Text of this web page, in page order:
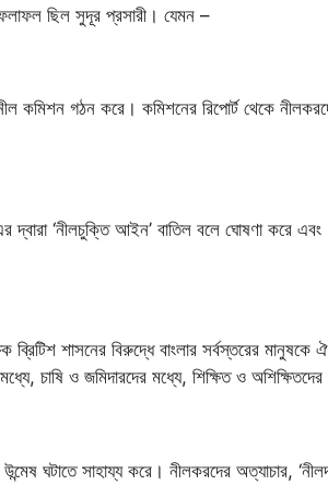
ছিল সুদূর প্রসারী। যেমন –
কমিশন গঠন করে। কমিশনের রিপোর্ট থেকে
দ্বারা ‘নীলচুক্তি আইন’ বাতিল বলে ঘোষণা করে এবং
ব্রিটিশ শাসনের বিরুদ্ধে বাংলার সর্বস্তরের
মধ্যে, চাষি ও জমিদারদের মধ্যে, শিক্ষিত ও
ঘটাতে সাহায্য করে। নীলকরদের অত্যাচার,